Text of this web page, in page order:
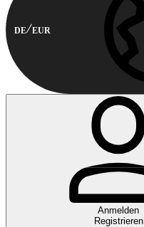
DE EUR
Anmelden
Registrieren